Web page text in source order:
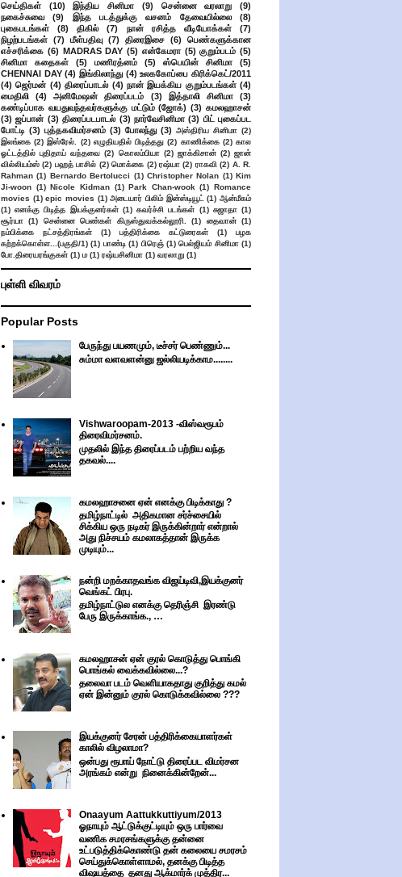
செய்திகள்
(10) இந்திய சினிமா (9) சென்னை வரலாறு
(9)
நகைச்சுவை
(9) இந்த படத்துக்கு வசனம் தேவையில்லை
(8)
புகைபடங்கள்
(8) திகில் (7) நான் ரசித்த வீடியோக்கள்
(7)
நிழற்படங்கள் (7) மீள்பதிவு (7) திரைஇசை (6)
பெண்களுக்கான
எச்சரிக்கை (6) MADRAS DAY (5) என்கேமரா (5) குறும்படம் (5)
சினிமா கதைகள்
(5) மணிரத்னம் (5) ஸ்பெயின் சினிமா
(5)
CHENNAI DAY (4) இங்கிலாந்து (4) உலககோப்பை கிரிக்கெட்/2011
(4) ஜெர்மன் (4) திரைப்பாடல் (4) நான் இயக்கிய குறும்படங்கள் (4)
மைதிலி
(4) அனிமேஷன் திரைப்படம் (3) இத்தாலி சினிமா
(3)
கண்டிப்பாக வயதுவந்தவர்களுக்கு மட்டும் (ஜோக்) (3) கமலஹாசன்
(3) ஜப்பான் (3) திரைப்படபாடல் (3) நார்வேசினிமா (3) பிட் புகைப்பட
போட்டி (3) புத்தகவிமர்சனம் (3) போலந்து (3) அஸ்திரிய சினிமா (2)
இலங்கை (2) இஸ்ரேல். (2) எழுதியதில் பிடித்தது (2) காணிக்கை (2) கால
ஓட்டத்தில் புதிதாய் வந்தவை (2) கொலம்பியா (2) ஜாக்கிசான் (2) ஜான்
வில்லியம்ஸ் (2) பஹத் பாசில் (2) மொக்கை (2) ரஷ்யா (2) ராகவி (2) A. R.
Rahman (1) Bernardo Bertolucci (1) Christopher Nolan (1) Kim
Ji-woon (1) Nicole Kidman (1) Park Chan-wook (1) Romance
movies (1) epic movies (1) அடையார் பிலிம் இன்ஸ்டியூட் (1) ஆன்மீகம்
(1) எனக்கு பிடித்த இயக்குனர்கள் (1) கவர்ச்சி படங்கள் (1) சுஜாதா (1)
சூர்யா (1) சென்னை பெண்கள் கிருஸ்துவக்கல்லூரி. (1) தைவான் (1)
நம்பிக்கை நட்சத்திரங்கள்
(1) பத்திரிக்கை கட்டுரைகள் (1)
பழக
கற்றக்கொள்ள...(பகுதி/1) (1) பாண்டி (1) பிரெஞ் (1) பெல்ஜியம் சினிமா (1)
போ.திரையரங்குகள் (1) ம (1) ரஷ்யசினிமா (1) வரலாறு (1)
புள்ளி விவரம்
Popular Posts
பேருந்து பயணமும், டீச்சர் பெண்ணும்...
சும்மா வளவளன்னு ஜல்லியடிக்காம........
Vishwaroopam-2013 -விஸ்வரூபம்
திரைவிமர்சனம்.
முதலில் இந்த திரைப்படம் பற்றிய வந்த
தகவல்....
கமலஹாசனை ஏன் எனக்கு பிடிக்காது ?
தமிழ்நாட்டில் அதிகமான சர்ச்சையில்
சிக்கிய ஒரு நடிகர் இருக்கின்றார் என்றால்
அது நிச்சயம் கமலாகத்தான் இருக்க
முடியும்...
நன்றி மறக்காதவங்க விஜய்டிவி,இயக்குனர்
வெங்கட் பிரபு.
தமிழ்நாட்டுல எனக்கு தெரிஞ்சி இரண்டு
பேரு இருக்காங்க., …
கமலஹாசன் ஏன் குரல் கொடுத்து பொங்கி
பொங்கல் வைக்கவில்லை...?
தலைவா படம் வெளியாகதாது குறித்து கமல்
ஏன் இன்னும் குரல் கொடுக்கவில்லை ???
இயக்குனர் சேரன் பத்திரிக்கையாளர்கள்
காலில் விழலாமா?
ஒன்பது ரூபாய் நோட்டு திரைப்பட விமர்சன
அரங்கம் என்று நினைக்கின்றேன்...
Onaayum Aattukkuttiyum/2013
ஓநாயும் ஆட்டுக்குட்டியும் ஒரு பார்வை
வணிக சமரசங்களுக்கு தன்னை
உட்படுத்திக்கொண்டு தன் கலையை சமரசம்
செய்துக்கொள்ளாமல், தனக்கு பிடித்த
விஷயத்தை தனது ஆக்மார்க் முத்திர...